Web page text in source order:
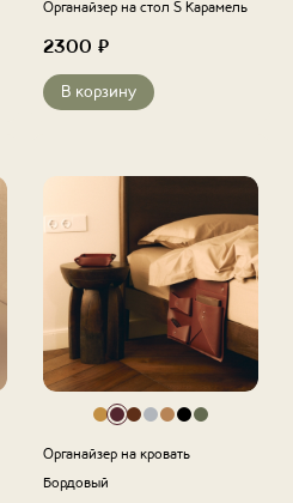
Органайзер на стол S Карамель
2300 ₽
В корзину
Органайзер на кровать
Бордовый